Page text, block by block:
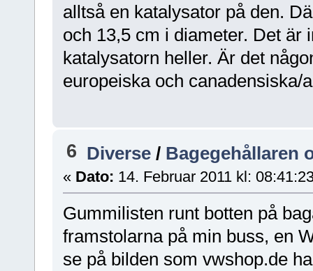
alltså en katalysator på den.
och 13,5 cm i diameter. Det är
katalysatorn heller. Är det
europeiska och canadensiska/
6 Diverse / Bagegehållaren
« Dato: 14. Februar 2011 kl:
Gummilisten runt botten på
framstolarna på min buss, en
se på bilden som vwshop.de